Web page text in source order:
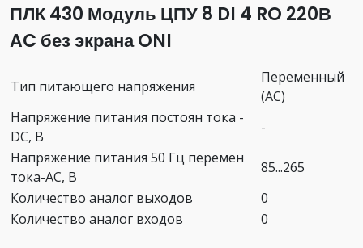
ПЛК 430 Модуль ЦПУ 8 DI 4 RO 220В
AC без экрана ONI
Тип питающего напряжения
Переменный
(AC)
Напряжение питания постоян тока -
DC, В
-
Напряжение питания 50 Гц перемен
тока-AC, В
85...265
Количество аналог выходов
0
Количество аналог входов
0